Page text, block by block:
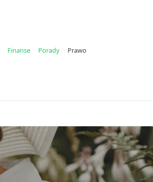
Finanse Porady Prawo